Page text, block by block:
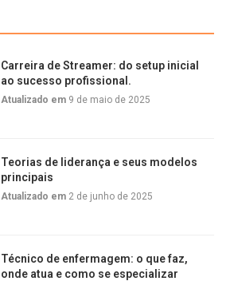
Carreira de Streamer: do setup inicial
ao sucesso profissional.
Atualizado em 9 de maio de 2025
Teorias de liderança e seus modelos
principais
Atualizado em 2 de junho de 2025
Técnico de enfermagem: o que faz,
onde atua e como se especializar